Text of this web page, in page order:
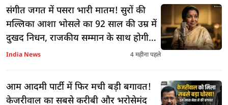
संगीत जगत में पसरा भारी मातम! सुरों की
मल्लिका आशा भोसले का 92 साल की उम्र में
दुखद निधन, राजकीय सम्मान के साथ होगी
विदाई
India News 4 महीना पहले
आम आदमी पार्टी में फिर मची बड़ी बगावत!
केजरीवाल का सबसे करीबी और भरोसेमंद